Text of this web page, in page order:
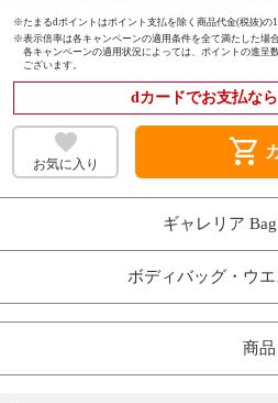
※たまるdポイントはポイント支払を除く商品代金(税抜)の1
※表示倍率は各キャンペーンの適用条件を全て満たした場
各キャンペーンの適用状況によっては、ポイントの進呈
ございます。
dカードでお支払な
お気に入り shopping_cart
ギャレリア
ボディバッグ・ウ
商